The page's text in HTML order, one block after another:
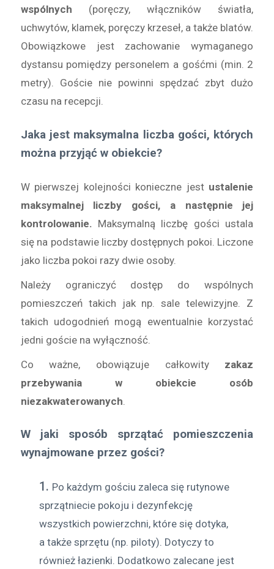
wspólnych (poręczy, włączników światła,
uchwytów, klamek, poręczy krzeseł, a także blatów.
Obowiązkowe jest zachowanie wymaganego
dystansu pomiędzy personelem a gośćmi (min. 2
metry). Goście nie powinni spędzać zbyt dużo
czasu na recepcji.
Jaka jest maksymalna liczba gości, których
można przyjąć w obiekcie?
W pierwszej kolejności konieczne jest ustalenie
maksymalnej liczby gości, a następnie jej
kontrolowanie. Maksymalną liczbę gości ustala
się na podstawie liczby dostępnych pokoi. Liczone
jako liczba pokoi razy dwie osoby.
Należy ograniczyć dostęp do wspólnych
pomieszczeń takich jak np. sale telewizyjne. Z
takich udogodnień mogą ewentualnie korzystać
jedni goście na wyłączność.
Co ważne, obowiązuje całkowity zakaz
przebywania w obiekcie osób
niezakwaterowanych
W jaki sposób sprzątać pomieszczenia
wynajmowane przez gości?
Po każdym gościu zaleca się rutynowe
sprzątniecie pokoju i dezynfekcję
wszystkich powierzchni, które się dotyka,
a także sprzętu (np. piloty). Dotyczy to
również łazienki. Dodatkowo zalecane jest